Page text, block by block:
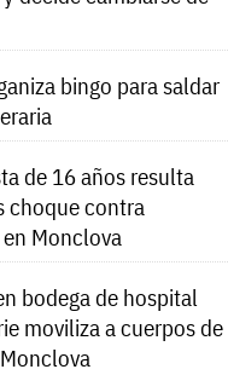
bingo para saldar
de 16 años resulta
choque contra
Monclova
bodega de hospital
moviliza a cuerpos de